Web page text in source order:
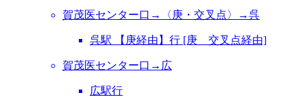
賀茂医センター口→〈庚・交叉点〉→呉
呉駅 【庚経由】行 [庚 交叉点経由]
賀茂医センター口→広
広駅行